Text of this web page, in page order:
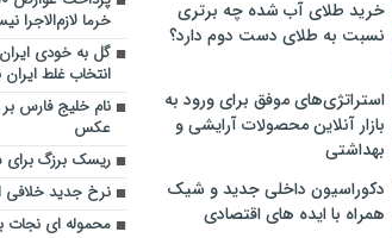
خرید طلای آب شده چه برتری
نسبت به طلای دست دوم دارد؟
استراتژی‌های موفق برای ورود به
بازار آنلاین محصولات آرایشی و
بهداشتی
دکوراسیون داخلی جدید و شیک
همراه با ایده های اقتصادی
خرما لازم‌الاجرا
گل به خودی
انتخاب غلط
نام خلیج فارس
عکس
ریسک برزگ برای
نرخ جدید خلافی
محموله ای